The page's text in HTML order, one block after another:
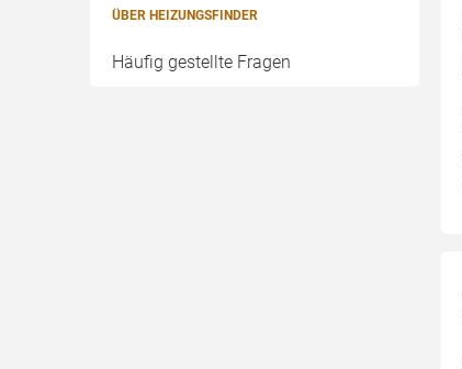
ÜBER HEIZUNGSFINDER
Häufig gestellte Fragen